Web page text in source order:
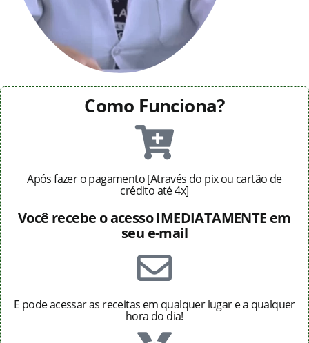
Como Funciona?
Após fazer o pagamento [Através do pix ou cartão de
crédito até 4x]
Você recebe o acesso IMEDIATAMENTE em
seu e-mail
E pode acessar as receitas em qualquer lugar e a qualquer
hora do dia!